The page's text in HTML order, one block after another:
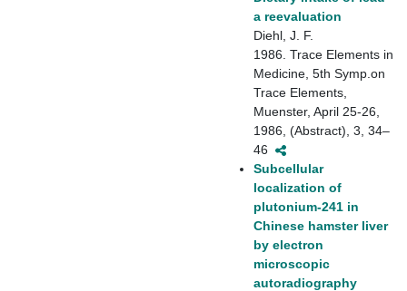
a reevaluation
Diehl, J. F.
1986. Trace Elements in
Medicine, 5th Symp.on
Trace Elements,
Muenster, April 25-26,
1986, (Abstract), 3, 34–
46
Subcellular
localization of
plutonium-241 in
Chinese hamster liver
by electron
microscopic
autoradiography